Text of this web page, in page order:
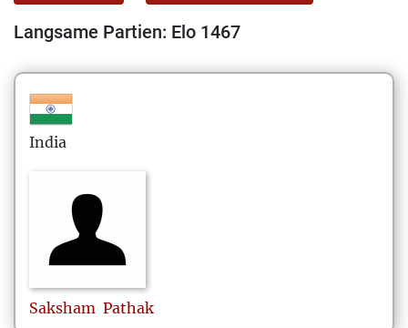
Langsame Partien: Elo 1467
India
Saksham Pathak